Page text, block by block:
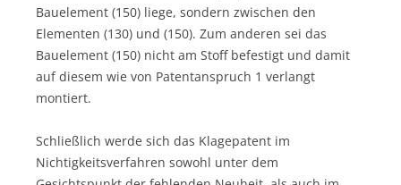
Bauelement (150) liege, sondern zwischen den
Elementen (130) und (150). Zum anderen sei das
Bauelement (150) nicht am Stoff befestigt und damit
auf diesem wie von Patentanspruch 1 verlangt
montiert.
Schließlich werde sich das Klagepatent im
Nichtigkeitsverfahren sowohl unter dem